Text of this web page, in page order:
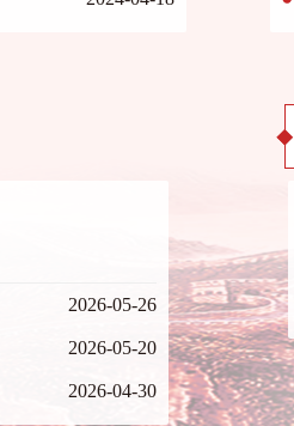
2026-05-26
2026-05-20
2026-04-30